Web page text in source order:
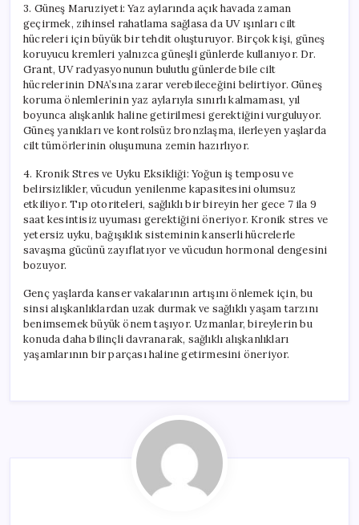
3. Güneş Maruziyeti: Yaz aylarında açık havada zaman
geçirmek, zihinsel rahatlama sağlasa da UV ışınları cilt
hücreleri için büyük bir tehdit oluşturuyor. Birçok kişi, güneş
koruyucu kremleri yalnızca güneşli günlerde kullanıyor. Dr.
Grant, UV radyasyonunun bulutlu günlerde bile cilt
hücrelerinin DNA’sına zarar verebileceğini belirtiyor. Güneş
koruma önlemlerinin yaz aylarıyla sınırlı kalmaması, yıl
boyunca alışkanlık haline getirilmesi gerektiğini vurguluyor.
Güneş yanıkları ve kontrolsüz bronzlaşma, ilerleyen yaşlarda
cilt tümörlerinin oluşumuna zemin hazırlıyor.
4. Kronik Stres ve Uyku Eksikliği: Yoğun iş temposu ve
belirsizlikler, vücudun yenilenme kapasitesini olumsuz
etkiliyor. Tıp otoriteleri, sağlıklı bir bireyin her gece 7 ila 9
saat kesintisiz uyuması gerektiğini öneriyor. Kronik stres ve
yetersiz uyku, bağışıklık sisteminin kanserli hücrelerle
savaşma gücünü zayıflatıyor ve vücudun hormonal dengesini
bozuyor.
Genç yaşlarda kanser vakalarının artışını önlemek için, bu
sinsi alışkanlıklardan uzak durmak ve sağlıklı yaşam tarzını
benimsemek büyük önem taşıyor. Uzmanlar, bireylerin bu
konuda daha bilinçli davranarak, sağlıklı alışkanlıkları
yaşamlarının bir parçası haline getirmesini öneriyor.